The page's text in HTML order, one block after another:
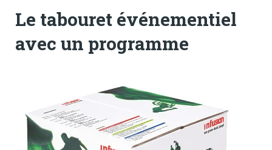
Le tabouret événementiel
avec un programme